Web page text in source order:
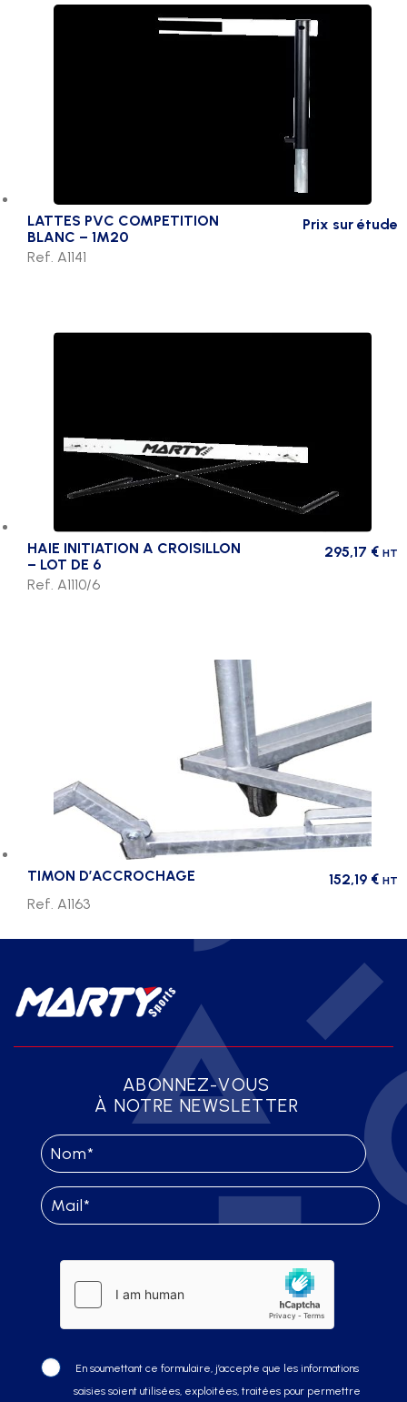
LATTES PVC COMPETITION
BLANC – 1M20
Prix sur étude
Ref. A1141
HAIE INITIATION A CROISILLON
– LOT DE 6
295,17 € HT
Ref. A1110/6
TIMON D’ACCROCHAGE 152,19 € HT
Ref. A1163
ABONNEZ-VOUS
À NOTRE NEWSLETTER
En soumettant ce formulaire, j’accepte que les informations
saisies soient utilisées, exploitées, traitées pour permettre